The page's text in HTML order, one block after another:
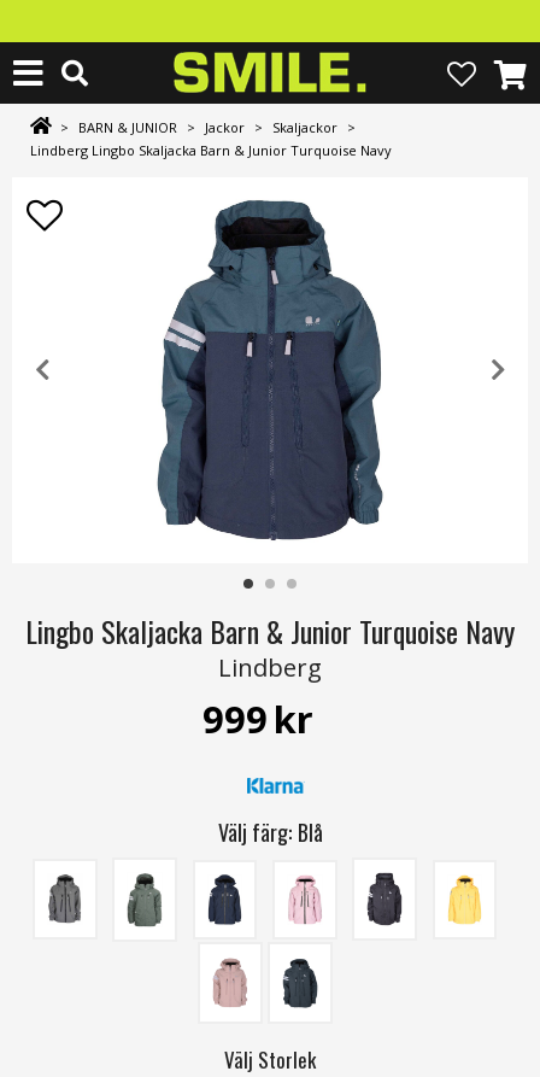
> BARN & JUNIOR > Jackor > Skaljackor >
Lindberg Lingbo Skaljacka Barn & Junior Turquoise Navy
Lingbo Skaljacka Barn & Junior Turquoise Navy
Lindberg
999kr
Välj färg: Blå
Välj Storlek